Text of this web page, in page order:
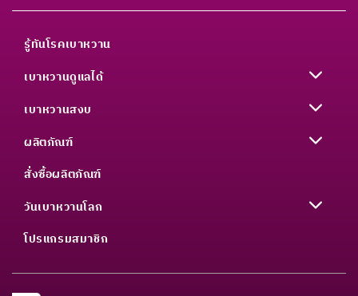
รู้ทันโรคเบาหวาน
เบาหวานดูแลได้
เบาหวานสงบ
ผลิตภัณฑ์
สั่งซื้อผลิตภัณฑ์
วันเบาหวานโลก
โปรแกรมสมาชิก